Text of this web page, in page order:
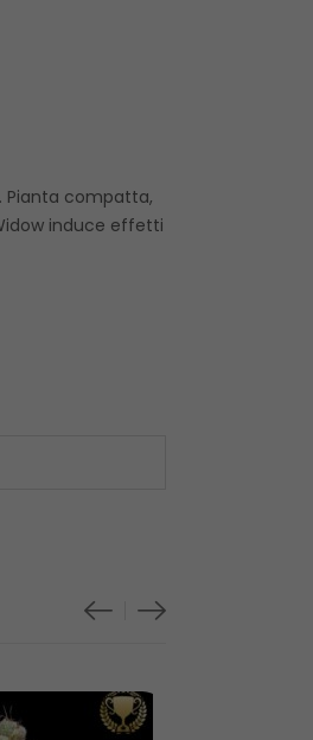
Pianta compatta,
induce effetti